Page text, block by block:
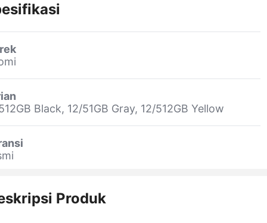
Black, 12/51GB Gray, 12/512GB Yellow
Produk